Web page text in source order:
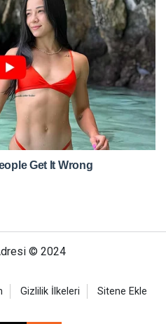
© 2024
Gizlilik İlkeleri Sitene Ekle